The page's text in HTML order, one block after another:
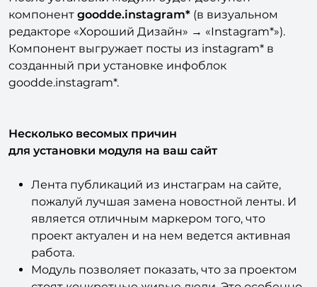
После установки модуля будет доступен
компонентgoodde.instagram* (в визуальном
редакторе «Хороший Дизайн» → «Instagram*»).
Компонент выгружает посты из instagram* в
созданный при установке инфоблок
Несколько весомых причин
Лента публикаций из инстаграм на сайте,
пожалуй лучшая замена новостной ленты. И
является отличным маркером того, что
проект актуален и на нем ведется активная
работа.